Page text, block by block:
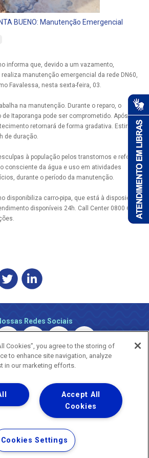
BUENO: Manutenção Emergencial
informa que, devido a um vazamento,
manutenção emergencial da rede DN60,
Favalessa, nesta sexta-feira, 03.
na manutenção. Durante o reparo, o
Itaporanga pode ser comprometido. Após o
retornará de forma gradativa. Estima-
de duração.
à população pelos transtornos e reforça
consciente da água e uso em atividades
durante o período da manutenção.
disponibiliza carro-pipa, que está à disposição
disponíveis 24h. Call Center 0800 690
Redes Sociais
Copyright © 2026 - Todos os Direitos Reservados.
natureza movimenta a vida
de Uso de Sites e Aplicativos
e Proteção de Dados
Cookies”, you agree to the storing of
to enhance site navigation, analyze
in our marketing efforts.
Accept All
Cookies
Cookies Settings